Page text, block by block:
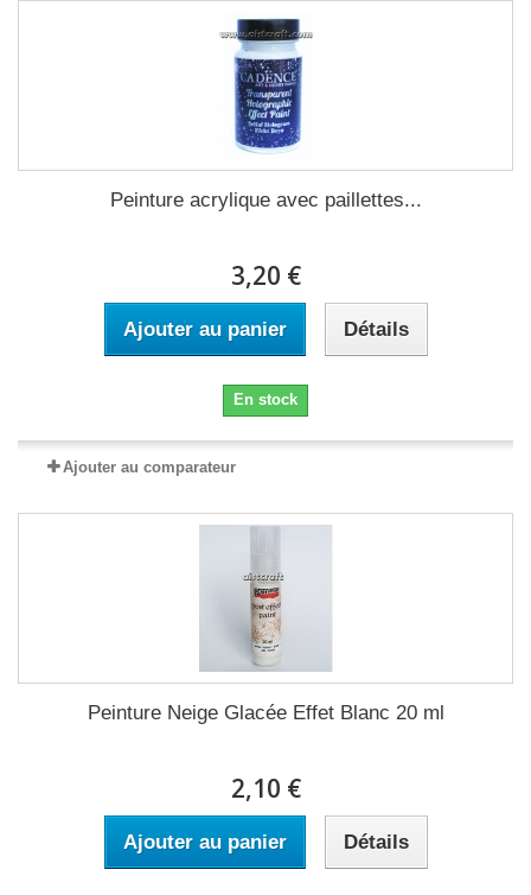
Peinture acrylique avec paillettes...
3,20 €
Ajouter au panier Détails
En stock
Ajouter au comparateur
Peinture Neige Glacée Effet Blanc 20 ml
2,10 €
Ajouter au panier Détails